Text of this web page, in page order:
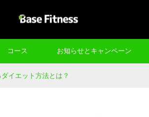
コース お知らせとキャンペーン
イエット方法とは？